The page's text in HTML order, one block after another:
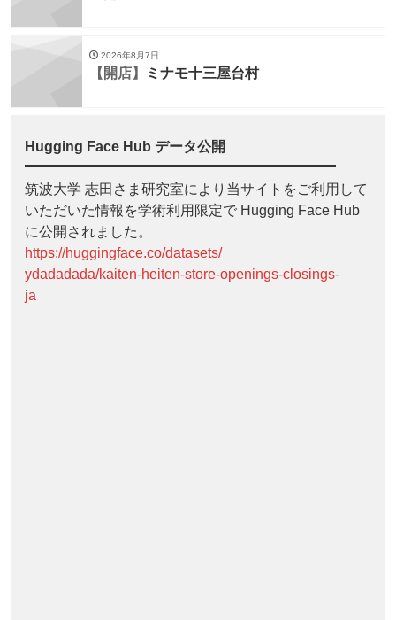
2026年8月7日
【開店】 ミナモ十三屋台村
Hugging Face Hub データ公開
筑波大学 志田さま研究室により当サイトをご利用して
いただいた情報を学術利用限定で Hugging Face Hub
に公開されました。
https://huggingface.co/datasets/
ydadadada/kaiten-heiten-store-openings-closings-
ja